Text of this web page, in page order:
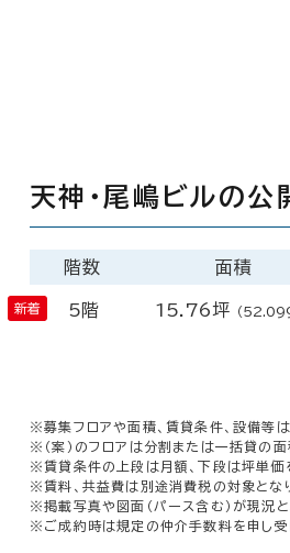
天神・尾嶋ビルの公
階数 面積
5階 15.76坪 （
※募集フロアや面積、賃貸条件、設備等
※（案）のフロアは分割または一括貸の面
※賃貸条件の上段は月額、下段は坪単価
※賃料、共益費は別途消費税の対象となり
※掲載写真や図面（パース含む）が現況
※ご成約時は規定の仲介手数料を申し受